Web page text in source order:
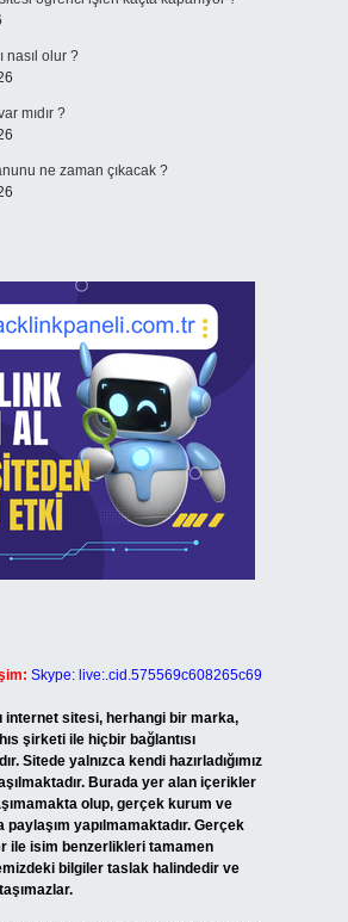
nasıl olur ?
mıdır ?
ne zaman çıkacak ?
Skype: live:.cid.575569c608265c69
internet sitesi, herhangi bir marka,
şirketi ile hiçbir bağlantısı
Sitede yalnızca kendi hazırladığımız
Burada yer alan içerikler
olup, gerçek kurum ve
paylaşım yapılmamaktadır. Gerçek
ile isim benzerlikleri tamamen
bilgiler taslak halindedir ve